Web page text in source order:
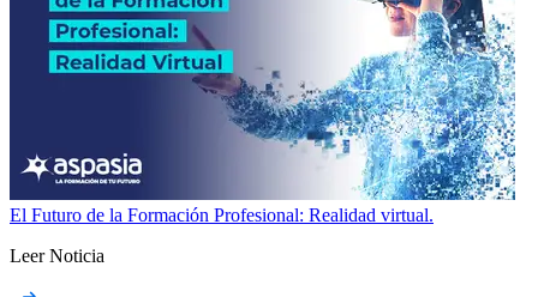
El Futuro de la Formación Profesional: Realidad virtual.
Leer Noticia